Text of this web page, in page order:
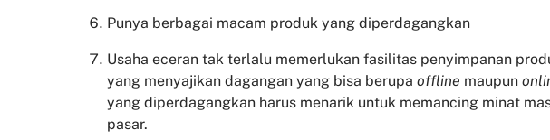
Punya berbagai macam produk yang diperdagangkan
Usaha eceran tak terlalu memerlukan fasilitas penyimpanan
yang menyajikan dagangan yang bisa berupa offline maupun
yang diperdagangkan harus menarik untuk memancing minat
pasar.